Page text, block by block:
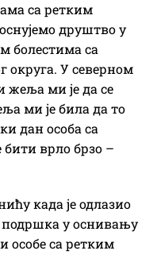
са ретким
друштво у
болестима са
округа. У северном
жеља ми је да се
ми је била да то
дан особа са
врло брзо –
када је одлазио
подршка у оснивању
особе са ретким